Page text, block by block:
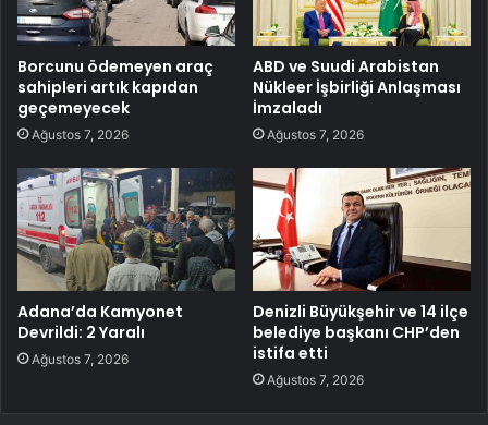
Borcunu ödemeyen araç
sahipleri artık kapıdan
geçemeyecek
Ağustos 7, 2026
ABD ve Suudi Arabistan
Nükleer İşbirliği Anlaşması
İmzaladı
Ağustos 7, 2026
Adana’da Kamyonet
Devrildi: 2 Yaralı
Ağustos 7, 2026
Denizli Büyükşehir ve 14 ilçe
belediye başkanı CHP’den
istifa etti
Ağustos 7, 2026